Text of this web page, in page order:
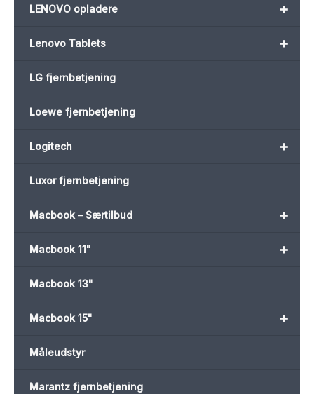
+
LENOVO opladere
+
Lenovo Tablets
LG fjernbetjening
Loewe fjernbetjening
+
Logitech
Luxor fjernbetjening
+
Macbook – Særtilbud
+
Macbook 11"
Macbook 13"
+
Macbook 15"
Måleudstyr
Marantz fjernbetjening